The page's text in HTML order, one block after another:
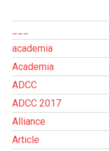
academia
Academia
ADCC
ADCC 2017
Alliance
Article